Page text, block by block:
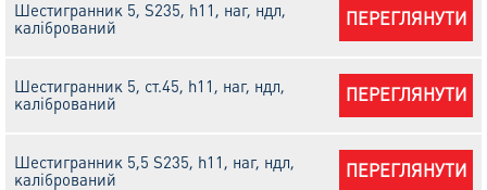
Шестигранник 5, S235, h11, наг, ндл,
калібрований
ПЕРЕГЛЯНУТИ
Шестигранник 5, ст.45, h11, наг, ндл,
калібрований
ПЕРЕГЛЯНУТИ
Шестигранник 5,5 S235, h11, наг, ндл,
калібрований
ПЕРЕГЛЯНУТИ